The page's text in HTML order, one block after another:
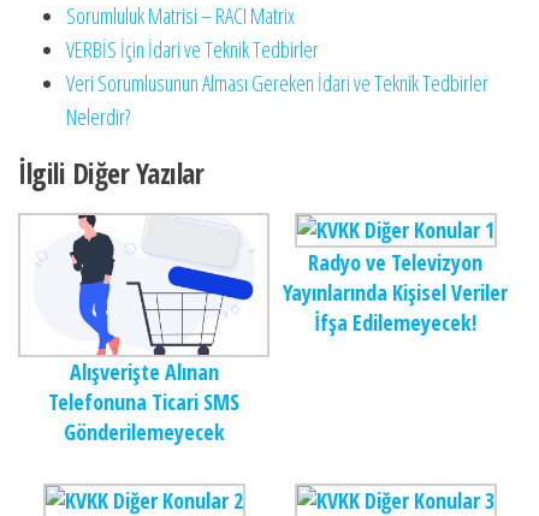
Sorumluluk Matrisi – RACI Matrix
VERBİS İçin İdari ve Teknik Tedbirler
Veri Sorumlusunun Alması Gereken İdari ve Teknik Tedbirler
Nelerdir?
İlgili Diğer Yazılar
Alışverişte Alınan
Telefonuna Ticari SMS
Gönderilemeyecek
Radyo ve Televizyon
Yayınlarında Kişisel Veriler
İfşa Edilemeyecek!